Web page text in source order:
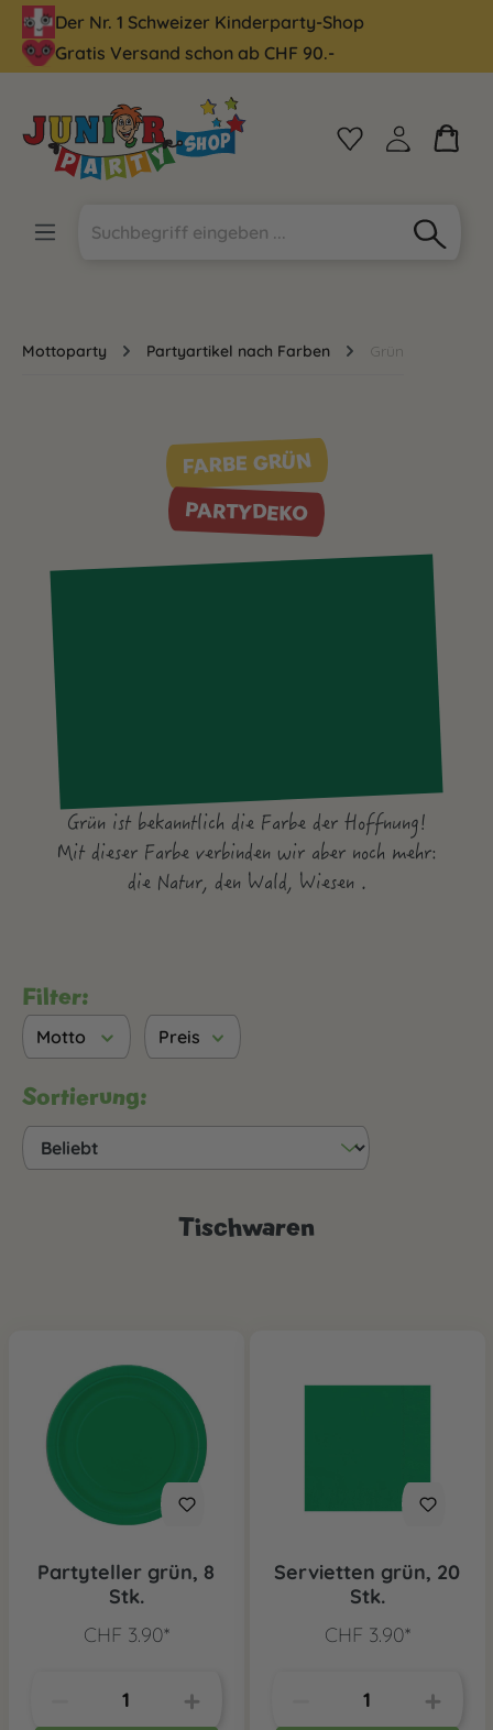
springen
Der Nr. 1 Schweizer Kinderparty-Shop
Gratis Versand schon ab CHF 90.-
Mottoparty Partyartikel nach Farben Grün
FARBE GRÜN
PARTYDEKO
Grün ist bekanntlich die Farbe der Hoffnung!
Mit dieser Farbe verbinden wir aber noch mehr:
die Natur, den Wald, Wiesen .
Filter:
Motto Preis
Sortierung:
Tischwaren
Partyteller grün, 8
Stk.
CHF 3.90*
Servietten grün, 20
Stk.
CHF 3.90*